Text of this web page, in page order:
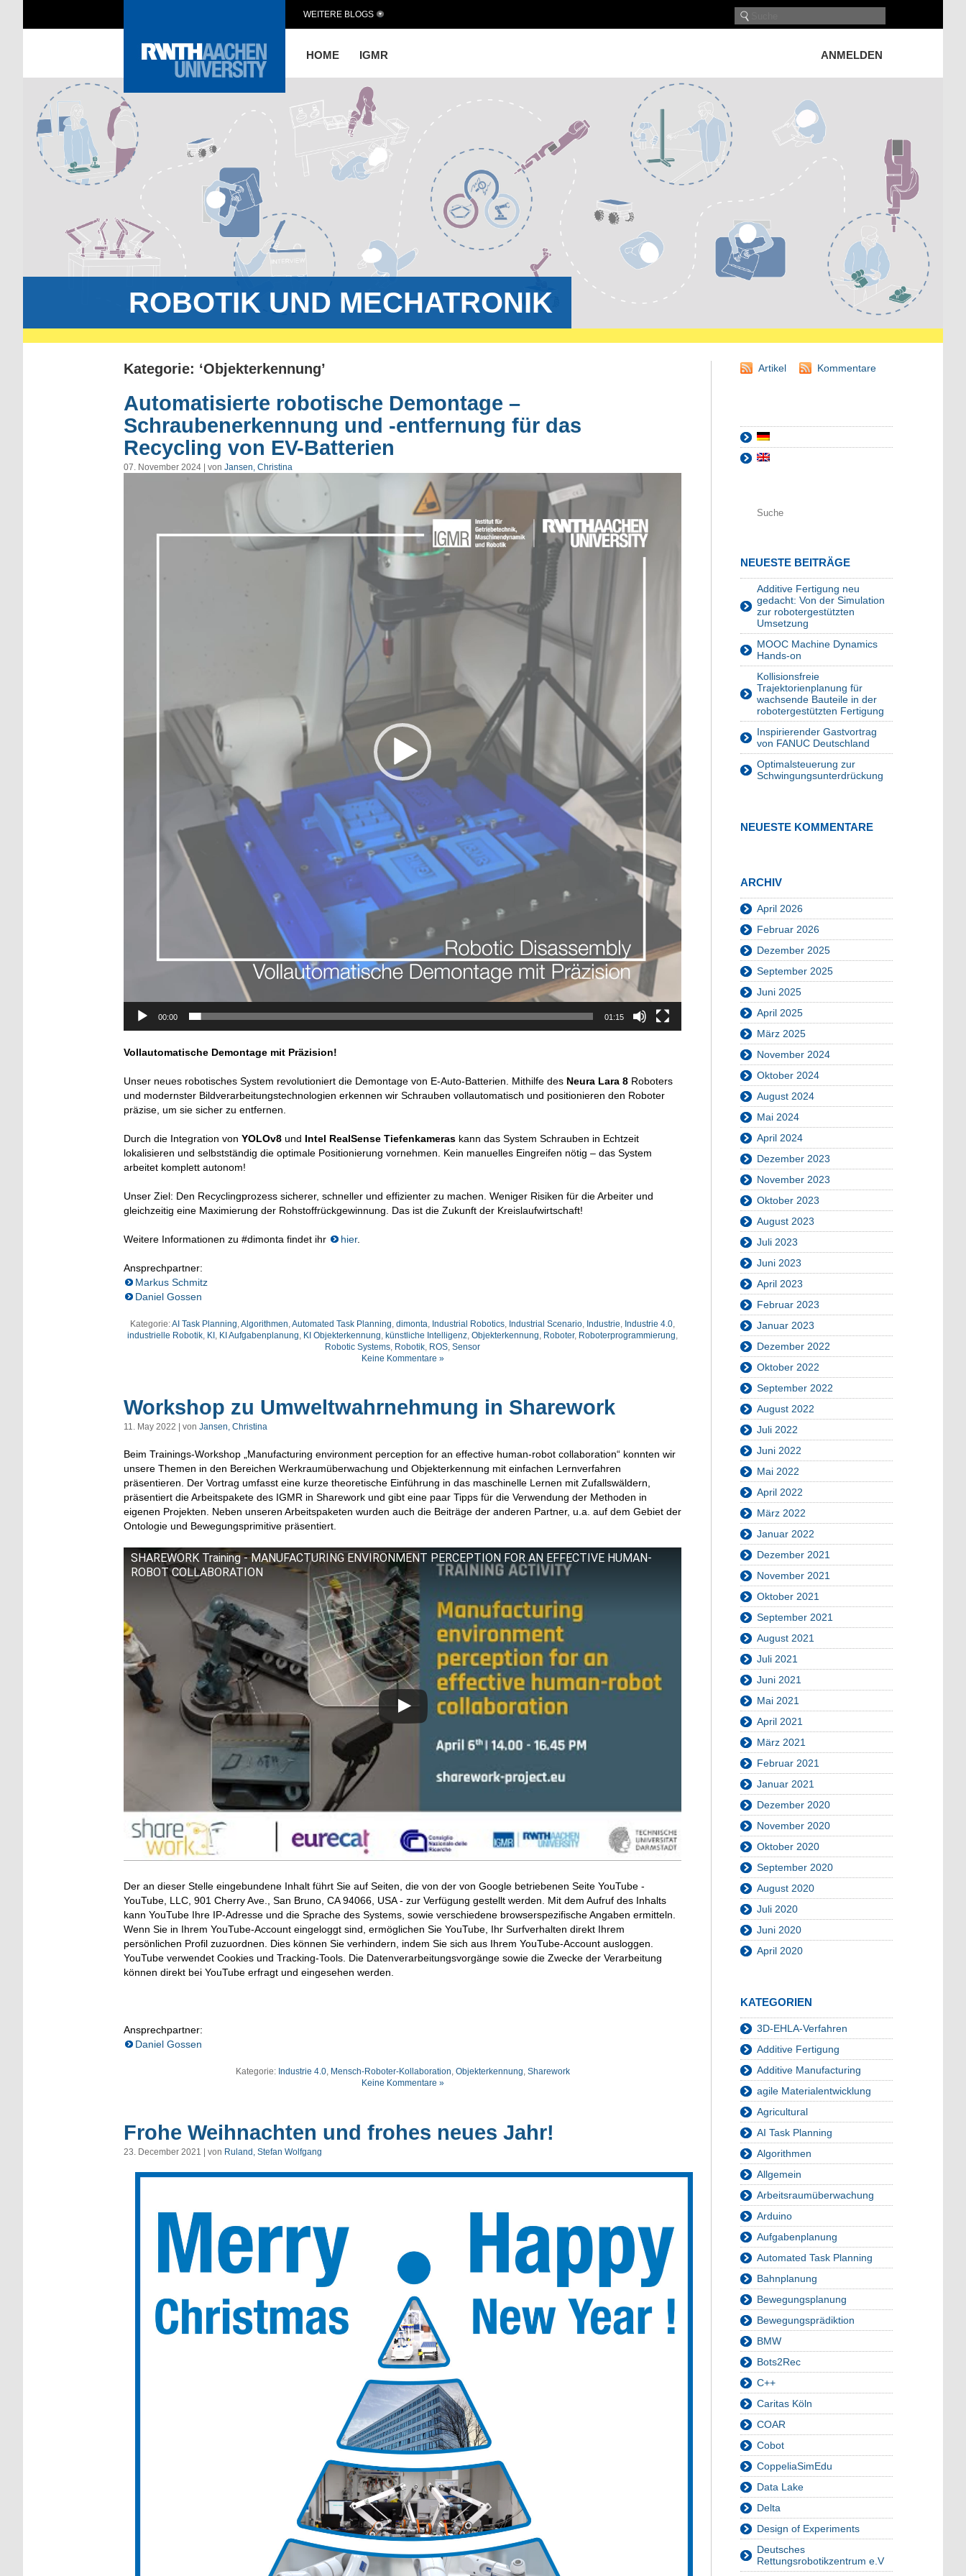
HOME IGMR ANMELDEN
WEITERE BLOGS
ROBOTIK UND MECHATRONIK
Kategorie: ‘Objekterkennung’
Automatisierte robotische Demontage –
Schraubenerkennung und -entfernung für das
Recycling von EV-Batterien
07. November 2024 | von Jansen, Christina
00:00 01:15
Vollautomatische Demontage mit Präzision!
Unser neues robotisches System revolutioniert die Demontage von E-Auto-Batterien. Mithilfe des Neura Lara 8 Roboters
und modernster Bildverarbeitungstechnologien erkennen wir Schrauben vollautomatisch und positionieren den Roboter
präzise, um sie sicher zu entfernen.
Durch die Integration von YOLOv8 und Intel RealSense Tiefenkameras kann das System Schrauben in Echtzeit
lokalisieren und selbstständig die optimale Positionierung vornehmen. Kein manuelles Eingreifen nötig – das System
arbeitet komplett autonom!
Unser Ziel: Den Recyclingprozess sicherer, schneller und effizienter zu machen. Weniger Risiken für die Arbeiter und
gleichzeitig eine Maximierung der Rohstoffrückgewinnung. Das ist die Zukunft der Kreislaufwirtschaft!
Weitere Informationen zu #dimonta findet ihr hier.
Ansprechpartner:
Markus Schmitz
Daniel Gossen
Kategorie:AI Task Planning Algorithmen Automated Task Planning dimonta Industrial Robotics Industrial Scenario Industrie Industrie 4.0
industrielle Robotik KI KI Aufgabenplanung KI Objekterkennung künstliche Intelligenz Objekterkennung Roboter, Roboterprogrammierung
Robotic Systems Robotik ROS Sensor
Keine Kommentare »
Workshop zu Umweltwahrnehmung in Sharework
11. May 2022 | von Jansen, Christina
Beim Trainings-Workshop „Manufacturing environment perception for an effective human-robot collaboration“ konnten wir
unsere Themen in den Bereichen Werkraumüberwachung und Objekterkennung mit einfachen Lernverfahren
präsentieren. Der Vortrag umfasst eine kurze theoretische Einführung in das maschinelle Lernen mit Zufallswäldern,
präsentiert die Arbeitspakete des IGMR in Sharework und gibt eine paar Tipps für die Verwendung der Methoden in
eigenen Projekten. Neben unseren Arbeitspaketen wurden auch die Beiträge der anderen Partner, u.a. auf dem Gebiet der
Ontologie und Bewegungsprimitive präsentiert.
SHAREWORK Training - MANUFACTURING ENVIRONMENT PERCEPTION FOR AN EFFECTIVE HUMAN-
ROBOT COLLABORATION
Der an dieser Stelle eingebundene Inhalt führt Sie auf Seiten, die von der von Google betriebenen Seite YouTube -
YouTube, LLC, 901 Cherry Ave., San Bruno, CA 94066, USA - zur Verfügung gestellt werden. Mit dem Aufruf des Inhalts
kann YouTube Ihre IP-Adresse und die Sprache des Systems, sowie verschiedene browserspezifische Angaben ermitteln.
Wenn Sie in Ihrem YouTube-Account eingeloggt sind, ermöglichen Sie YouTube, Ihr Surfverhalten direkt Ihrem
persönlichen Profil zuzuordnen. Dies können Sie verhindern, indem Sie sich aus Ihrem YouTube-Account ausloggen.
YouTube verwendet Cookies und Tracking-Tools. Die Datenverarbeitungsvorgänge sowie die Zwecke der Verarbeitung
können direkt bei YouTube erfragt und eingesehen werden.
Ansprechpartner:
Daniel Gossen
Kategorie: Industrie 4.0, Mensch-Roboter-Kollaboration, Objekterkennung, Sharework
Keine Kommentare »
Frohe Weihnachten und frohes neues Jahr!
23. December 2021 | von Ruland, Stefan Wolfgang
Artikel Kommentare
NEUESTE BEITRÄGE
Additive Fertigung neu
gedacht: Von der Simulation
zur robotergestützten
Umsetzung
MOOC Machine Dynamics
Hands-on
Kollisionsfreie
Trajektorienplanung für
wachsende Bauteile in der
robotergestützten Fertigung
Inspirierender Gastvortrag
von FANUC Deutschland
Optimalsteuerung zur
Schwingungsunterdrückung
NEUESTE KOMMENTARE
ARCHIV
April 2026
Februar 2026
Dezember 2025
September 2025
Juni 2025
April 2025
März 2025
November 2024
Oktober 2024
August 2024
Mai 2024
April 2024
Dezember 2023
November 2023
Oktober 2023
August 2023
Juli 2023
Juni 2023
April 2023
Februar 2023
Januar 2023
Dezember 2022
Oktober 2022
September 2022
August 2022
Juli 2022
Juni 2022
Mai 2022
April 2022
März 2022
Januar 2022
Dezember 2021
November 2021
Oktober 2021
September 2021
August 2021
Juli 2021
Juni 2021
Mai 2021
April 2021
März 2021
Februar 2021
Januar 2021
Dezember 2020
November 2020
Oktober 2020
September 2020
August 2020
Juli 2020
Juni 2020
April 2020
KATEGORIEN
3D-EHLA-Verfahren
Additive Fertigung
Additive Manufacturing
agile Materialentwicklung
Agricultural
AI Task Planning
Algorithmen
Allgemein
Arbeitsraumüberwachung
Arduino
Aufgabenplanung
Automated Task Planning
Bahnplanung
Bewegungsplanung
Bewegungsprädiktion
BMW
Bots2Rec
C++
Caritas Köln
COAR
Cobot
CoppeliaSimEdu
Data Lake
Delta
Design of Experiments
Deutsches
Rettungsrobotikzentrum e.V